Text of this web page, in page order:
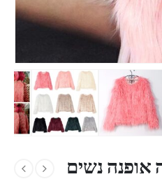
אופנה נשים